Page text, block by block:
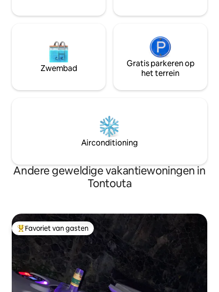
Zwembad
Gratis parkeren op
het terrein
Airconditioning
Andere geweldige vakantiewoningen in
Tontouta
Topfavoriet van gasten
Favoriet van gasten